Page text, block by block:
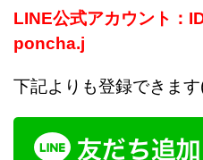
LINE公式アカウント：
poncha.j
下記よりも登録できます